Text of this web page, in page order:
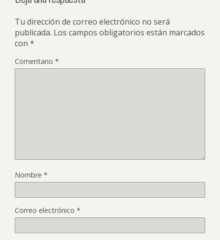
Tu dirección de correo electrónico no será
publicada. Los campos obligatorios están marcados
con *
Comentario *
Nombre *
Correo electrónico *